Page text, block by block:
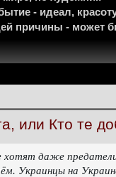
- идеал,
причины - может
или Кто те
хотят даже
Украинцы на